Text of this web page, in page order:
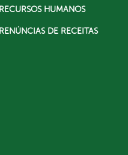
RECURSOS HUMANOS
RENÚNCIAS DE RECEITAS